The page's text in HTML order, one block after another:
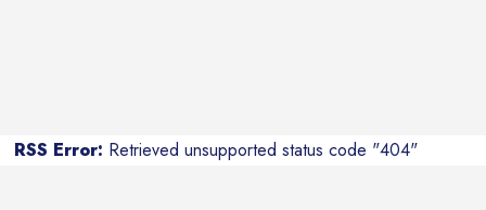
RSS Error: Retrieved unsupported status code "404"